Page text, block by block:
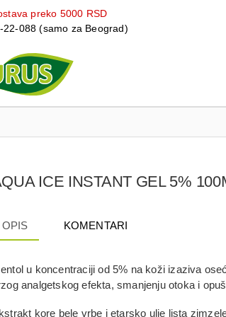
preko 5000 RSD
088 (samo za Beograd)
ICE INSTANT GEL 5%
OPIS KOMENTARI
u koncentraciji od5% na koži izaziva
analgetskog efekta, smanjenju otoka i
kore bele vrbe i etarsko ulје lista